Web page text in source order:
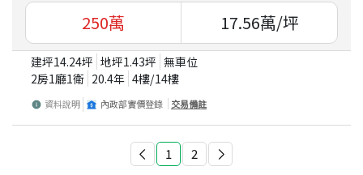
250萬 17.56萬/坪
建坪14.24坪 地坪1.43坪 無車位
2房1廳1衛 20.4年 4樓/14樓
資料說明 內政部實價登錄 交易備註
1 2